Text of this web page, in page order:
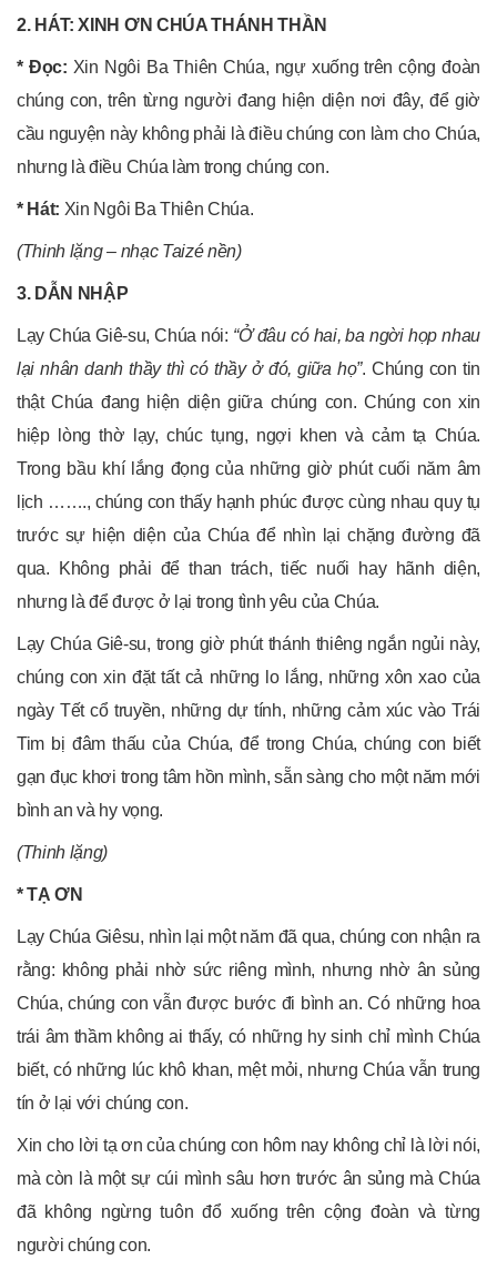
2. HÁT: XINH ƠN CHÚA THÁNH THẦN
* Đọc: Xin Ngôi Ba Thiên Chúa, ngự xuống trên cộng đoàn
chúng con, trên từng người đang hiện diện nơi đây, để giờ
cầu nguyện này không phải là điều chúng con làm cho Chúa,
nhưng là điều Chúa làm trong chúng con.
* Hát: Xin Ngôi Ba Thiên Chúa.
(Thinh lặng – nhạc Taizé nền)
3. DẪN NHẬP
Lạy Chúa Giê-su, Chúa nói: “Ở đâu có hai, ba ngời họp nhau
lại nhân danh thầy thì có thầy ở đó, giữa họ”. Chúng con tin
thật Chúa đang hiện diện giữa chúng con. Chúng con xin
hiệp lòng thờ lạy, chúc tụng, ngợi khen và cảm tạ Chúa.
Trong bầu khí lắng đọng của những giờ phút cuối năm âm
lịch ……., chúng con thấy hạnh phúc được cùng nhau quy tụ
trước sự hiện diện của Chúa để nhìn lại chặng đường đã
qua. Không phải để than trách, tiếc nuối hay hãnh diện,
nhưng là để được ở lại trong tình yêu của Chúa.
Lạy Chúa Giê-su, trong giờ phút thánh thiêng ngắn ngủi này,
chúng con xin đặt tất cả những lo lắng, những xôn xao của
ngày Tết cổ truyền, những dự tính, những cảm xúc vào Trái
Tim bị đâm thấu của Chúa, để trong Chúa, chúng con biết
gạn đục khơi trong tâm hồn mình, sẵn sàng cho một năm mới
bình an và hy vọng.
(Thinh lặng)
* TẠ ƠN
Lạy Chúa Giêsu, nhìn lại một năm đã qua, chúng con nhận ra
rằng: không phải nhờ sức riêng mình, nhưng nhờ ân sủng
Chúa, chúng con vẫn được bước đi bình an. Có những hoa
trái âm thầm không ai thấy, có những hy sinh chỉ mình Chúa
biết, có những lúc khô khan, mệt mỏi, nhưng Chúa vẫn trung
tín ở lại với chúng con.
Xin cho lời tạ ơn của chúng con hôm nay không chỉ là lời nói,
mà còn là một sự cúi mình sâu hơn trước ân sủng mà Chúa
đã không ngừng tuôn đổ xuống trên cộng đoàn và từng
người chúng con.